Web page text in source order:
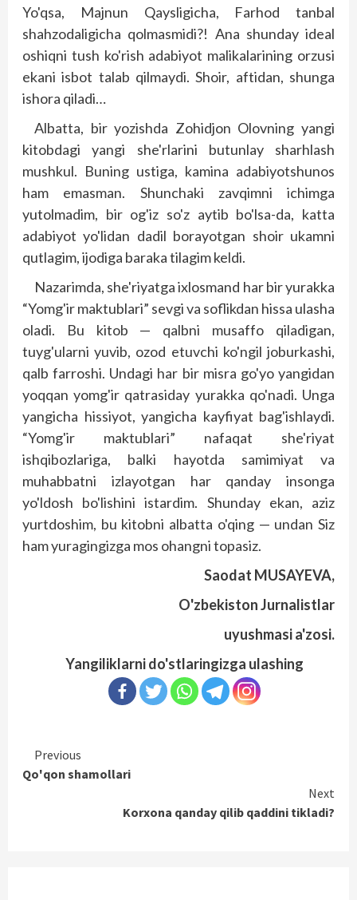
Yo'qsa, Majnun Qaysligicha, Farhod tanbal
shahzodaligicha qolmasmidi?! Ana shunday ideal
oshiqni tush ko'rish adabiyot malikalarining orzusi
ekani isbot talab qilmaydi. Shoir, aftidan, shunga
ishora qiladi…
Albatta, bir yozishda Zohidjon Olovning yangi
kitobdagi yangi she'rlarini butunlay sharhlash
mushkul. Buning ustiga, kamina adabiyotshunos
ham emasman. Shunchaki zavqimni ichimga
yutolmadim, bir og'iz so'z aytib bo'lsa-da, katta
adabiyot yo'lidan dadil borayotgan shoir ukamni
qutlagim, ijodiga baraka tilagim keldi.
Nazarimda, she'riyatga ixlosmand har bir yurakka
“Yomg'ir maktublari” sevgi va soflikdan hissa ulasha
oladi. Bu kitob — qalbni musaffo qiladigan,
tuyg'ularni yuvib, ozod etuvchi ko'ngil joburkashi,
qalb farroshi. Undagi har bir misra go'yo yangidan
yoqqan yomg'ir qatrasiday yurakka qo'nadi. Unga
yangicha hissiyot, yangicha kayfiyat bag'ishlaydi.
“Yomg'ir maktublari” nafaqat she'riyat
ishqibozlariga, balki hayotda samimiyat va
muhabbatni izlayotgan har qanday insonga
yo'ldosh bo'lishini istardim. Shunday ekan, aziz
yurtdoshim, bu kitobni albatta o'qing — undan Siz
ham yuragingizga mos ohangni topasiz.
Saodat MUSAYEVA,
O'zbekiston Jurnalistlar
uyushmasi a'zosi.
Yangiliklarni do'stlaringizga ulashing
Continue
Reading
Previous
Qo'qon shamollari
Next
Korxona qanday qilib qaddini tikladi?